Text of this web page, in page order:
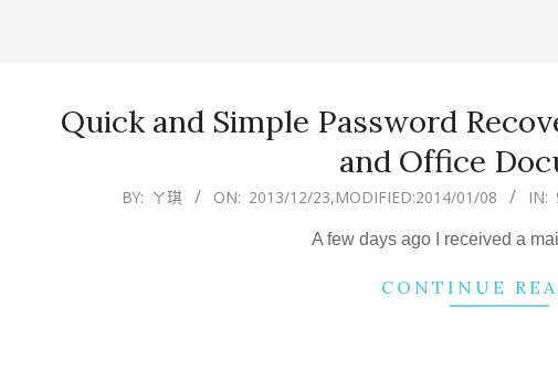
Quick and Simple Password
and Office
BY: ㄚ琪 ON: 2013/12/23,MODIFIED:2014/01/08 IN:
A few days ago I received a
CONTINUE